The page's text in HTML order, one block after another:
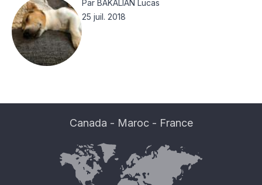
Par BAKALIAN Lucas
25 juil. 2018
Canada - Maroc- France